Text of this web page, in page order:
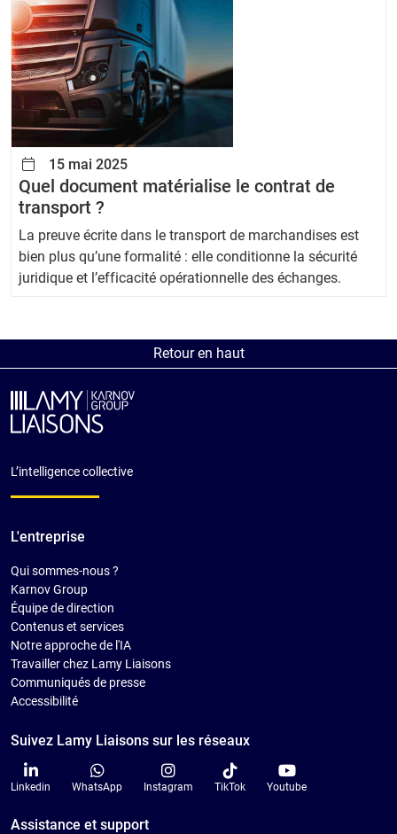
15 mai 2025
Quel document matérialise le contrat de
transport ?
La preuve écrite dans le transport de marchandises est
bien plus qu’une formalité : elle conditionne la sécurité
juridique et l’efficacité opérationnelle des échanges.
Retour en haut
L’intelligence collective
L'entreprise
Qui sommes-nous ?
Karnov Group
Équipe de direction
Contenus et services
Notre approche de l'IA
Travailler chez Lamy Liaisons
Communiqués de presse
Accessibilité
Suivez Lamy Liaisons sur les réseaux
Linkedin WhatsApp Instagram TikTok Youtube
Assistance et support